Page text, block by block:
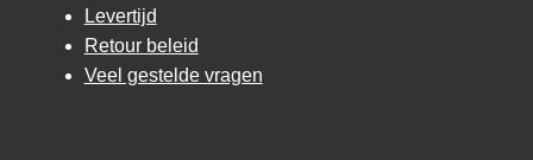
Levertijd
Retour beleid
Veel gestelde vragen